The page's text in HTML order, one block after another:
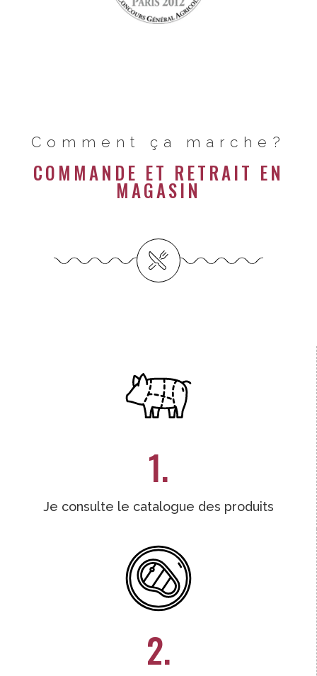
Comment ça marche?
COMMANDE ET RETRAIT EN
MAGASIN
1.
Je consulte le catalogue des produits
2.